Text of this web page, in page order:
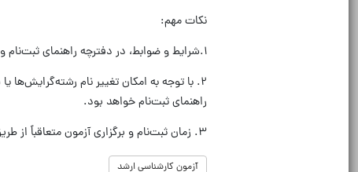
نکات مهم:
۱.شرایط و ضوابط، در دفترچه راهنمای ثبت‌نام و شرکت در آزمون ورودی مقطع کارشناسی ارشد ناپیوسته سال ۱۴۰۶ اطلاع‌رسانی خواهد شد.
۲. با توجه به امکان تغییر نام
راهنمای ثبت‌نام خواهد بود.
۳. زمان ثبت‌نام و برگزاری آزمون متعاقباً از طریق درگاه اطلاع‌رسانی سازمان سنجش آموزش کشور اعلام خواهد شد.
آزمون کارشناسی ارشد